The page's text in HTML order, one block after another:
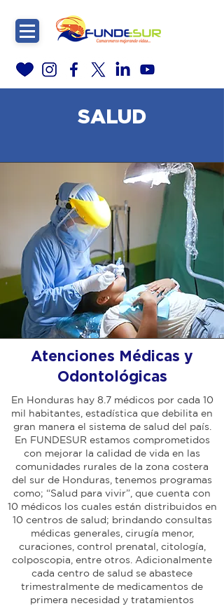
SALUD
Atenciones Médicas y
Odontológicas
En Honduras hay 8.7 médicos por cada 10
mil habitantes, estadística que debilita en
gran manera el sistema de salud del país.
En FUNDESUR estamos comprometidos
con mejorar la calidad de vida en las
comunidades rurales de la zona costera
del sur de Honduras, tenemos programas
como; “Salud para vivir”, que cuenta con
10 médicos los cuales están distribuidos en
10 centros de salud; brindando consultas
médicas generales, cirugía menor,
curaciones, control prenatal, citología,
colposcopia, entre otros. Adicionalmente
cada centro de salud se abastece
trimestralmente de medicamentos de
primera necesidad y tratamientos